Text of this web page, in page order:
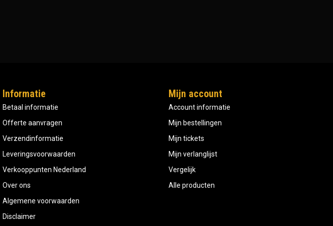
Informatie
Betaal informatie
Offerte aanvragen
Verzendinformatie
Leveringsvoorwaarden
Verkooppunten Nederland
Over ons
Algemene voorwaarden
Disclaimer
Mijn account
Account informatie
Mijn bestellingen
Mijn tickets
Mijn verlanglijst
Vergelijk
Alle producten